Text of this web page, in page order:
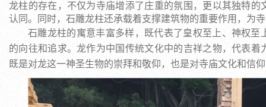
龙柱的存在，不仅为寺庙增添了庄重的氛围，更以其独特
认同。同时，石雕龙柱还承载着支撑建筑物的重要作用，为
石雕龙柱的寓意丰富多样，既代表了皇权至上、神权
的向往和追求。龙作为中国传统文化中的吉祥之物，代表
既是对龙这一神圣生物的崇拜和敬仰，也是对寺庙文化和信